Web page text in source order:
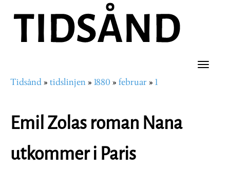
hovedinnhold
Toggle
Navigasjonssti
Tidsånd tidslinjen 1880 februar 1
Emil Zolas roman Nana
utkommer i Paris